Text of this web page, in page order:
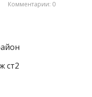
Комментарии: 0
ст2